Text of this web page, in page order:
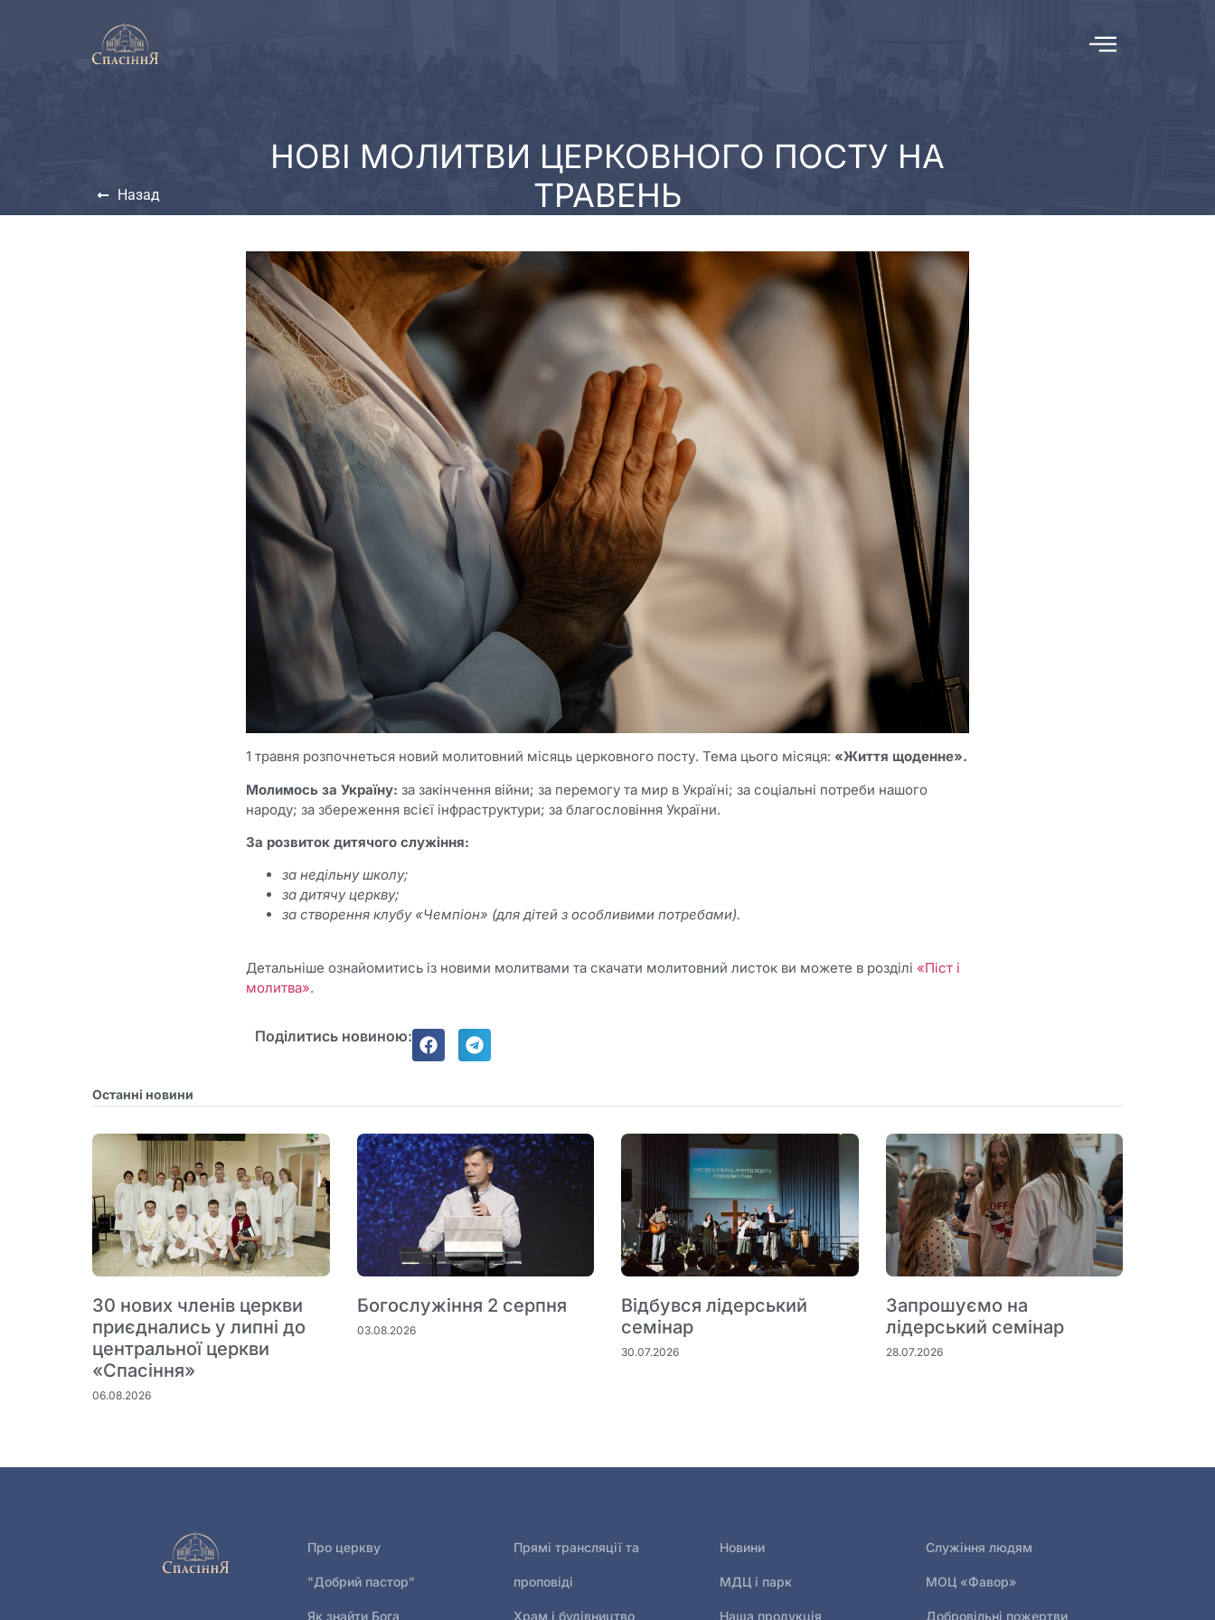
НОВІ МОЛИТВИ ЦЕРКОВНОГО ПОСТУ НА
ТРАВЕНЬ
Назад
1 травня розпочнеться новий молитовний місяць церковного посту. Тема цього місяця: «Життя щоденне».
Молимось за Україну: за закінчення війни; за перемогу та мир в Україні; за соціальні потреби нашого
народу; за збереження всієї інфраструктури; за благословіння України.
За розвиток дитячого служіння:
за недільну школу;
за дитячу церкву;
за створення клубу «Чемпіон» (для дітей з особливими потребами).
Детальніше ознайомитись із новими молитвами та скачати молитовний листок ви можете в розділі «Піст і
молитва».
Поділитись новиною:
Останні новини
30 нових членів церкви
приєднались у липні до
центральної церкви
«Спасіння»
06.08.2026
Богослужіння 2 серпня
03.08.2026
Відбувся лідерський
семінар
30.07.2026
Запрошуємо на
лідерський семінар
28.07.2026
Про церкву
"Добрий пастор"
Як знайти Бога
Прямі трансляції та
проповіді
Храм і будівництво
Новини
МДЦ і парк
Наша продукція
Служіння людям
МОЦ «Фавор»
Добровільні пожертви